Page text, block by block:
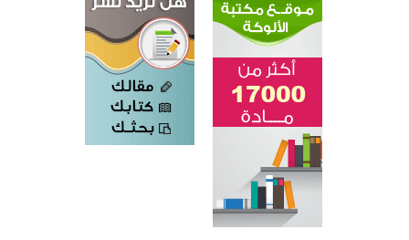
اختتام الدورة التاسعة لمسابقة حفظ وتلاوة القرآن الكريم في أزناكاييف
تيسليتش تختتم برنامجا تعليميا لتعزيز القيم وبناء الشخصية للشباب المسلمين